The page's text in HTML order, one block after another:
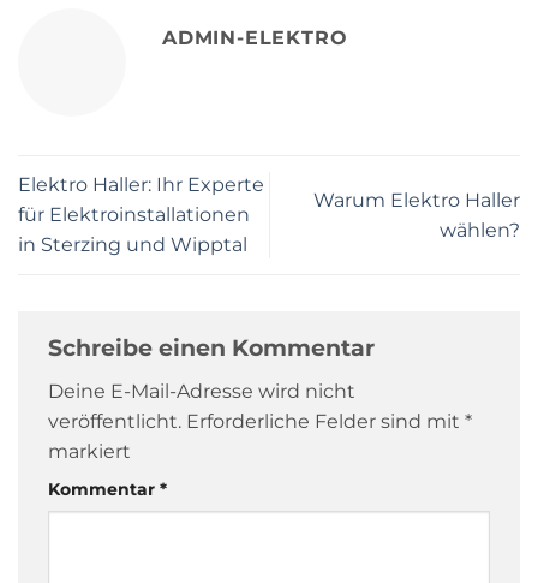
ADMIN-ELEKTRO
Elektro Haller: Ihr Experte
für Elektroinstallationen
in Sterzing und Wipptal
Warum Elektro Haller
wählen?
Schreibe einen Kommentar
Deine E-Mail-Adresse wird nicht
veröffentlicht. Erforderliche Felder sind mit *
markiert
Kommentar *